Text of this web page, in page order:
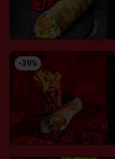
-39%